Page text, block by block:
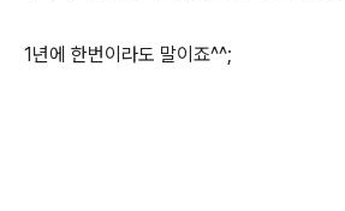
1년에 한번이라도 말이죠^^;